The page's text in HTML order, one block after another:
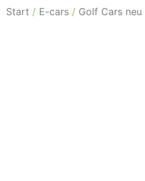
Start / E-cars / Golf Cars neu